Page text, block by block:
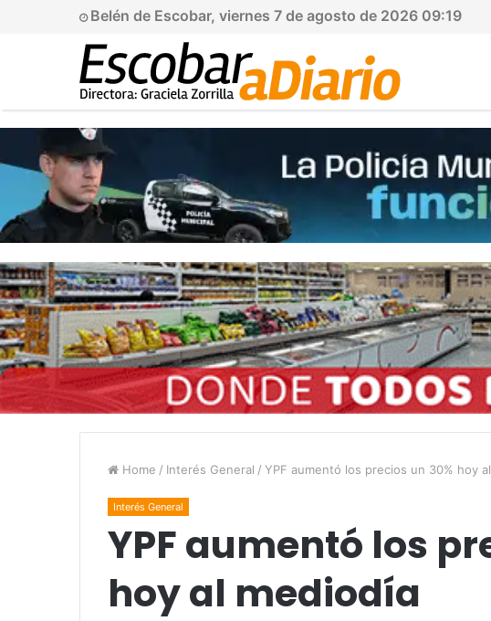
Belén de Escobar, viernes 7 de agosto de 2026 09:19
Home / Interés General / YPF aumentó los precios un 30% hoy
Interés General
YPF aumentó los
hoy al mediodía